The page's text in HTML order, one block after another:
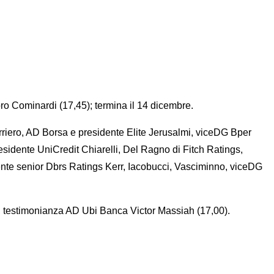
Cominardi (17,45); termina il 14 dicembre.
AD Borsa e presidente Elite Jerusalmi, viceDG Bper
UniCredit Chiarelli, Del Ragno di Fitch Ratings,
senior Dbrs Ratings Kerr, Iacobucci, Vasciminno, viceDG
AD Ubi Banca Victor Massiah (17,00).